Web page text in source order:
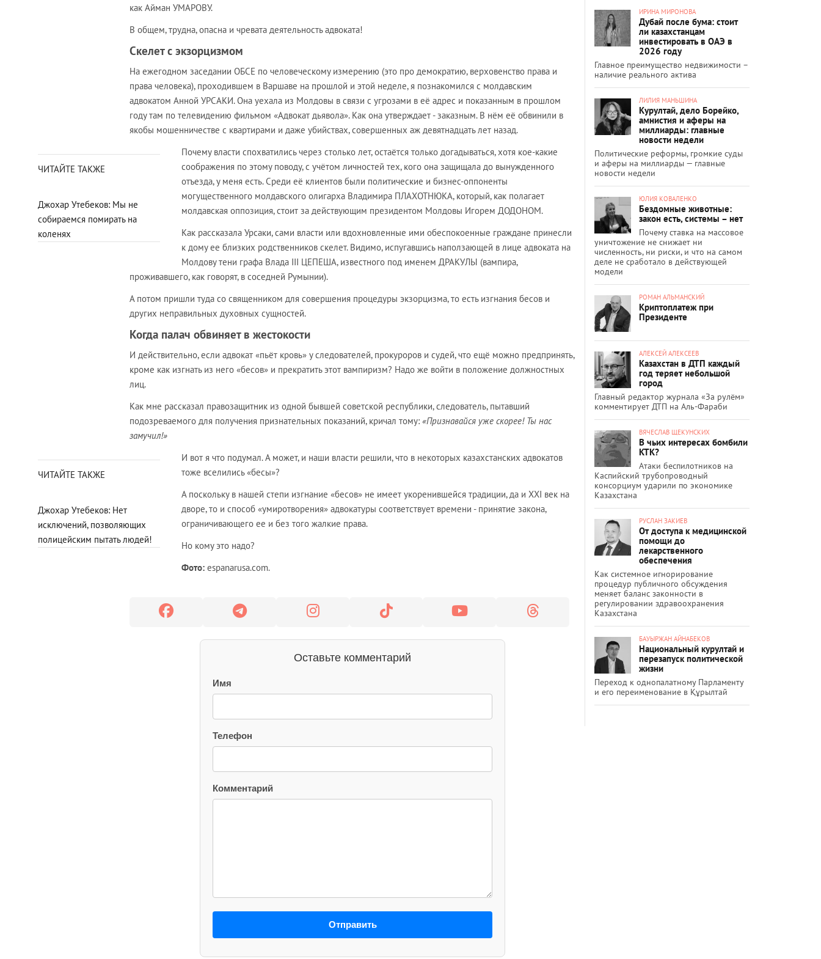
как Айман УМАРОВУ.
В общем, трудна, опасна и чревата деятельность адвоката!
Скелет с экзорцизмом
На ежегодном заседании ОБСЕ по человеческому измерению (это про демократию, верховенство права и
права человека), проходившем в Варшаве на прошлой и этой неделе, я познакомился с молдавским
адвокатом Анной УРСАКИ. Она уехала из Молдовы в связи с угрозами в её адрес и показанным в прошлом
году там по телевидению фильмом «Адвокат дьявола». Как она утверждает - заказным. В нём её обвинили в
якобы мошенничестве с квартирами и даже убийствах, совершенных аж девятнадцать лет назад.
ЧИТАЙТЕ ТАКЖЕ
Джохар Утебеков: Мы не
собираемся помирать на
коленях
Почему власти спохватились через столько лет, остаётся только догадываться, хотя кое-какие
соображения по этому поводу, с учётом личностей тех, кого она защищала до вынужденного
отъезда, у меня есть. Среди её клиентов были политические и бизнес-оппоненты
могущественного молдавского олигарха Владимира ПЛАХОТНЮКА, который, как полагает
молдавская оппозиция, стоит за действующим президентом Молдовы Игорем ДОДОНОМ.
Как рассказала Урсаки, сами власти или вдохновленные ими обеспокоенные граждане принесли
к дому ее близких родственников скелет. Видимо, испугавшись наползающей в лице адвоката на
Молдову тени графа Влада III ЦЕПЕША, известного под именем ДРАКУЛЫ (вампира,
проживавшего, как говорят, в соседней Румынии).
А потом пришли туда со священником для совершения процедуры экзорцизма, то есть изгнания бесов и
других неправильных духовных сущностей.
Когда палач обвиняет в жестокости
И действительно, если адвокат «пьёт кровь» у следователей, прокуроров и судей, что ещё можно предпринять,
кроме как изгнать из него «бесов» и прекратить этот вампиризм? Надо же войти в положение должностных
лиц.
Как мне рассказал правозащитник из одной бывшей советской республики, следователь, пытавший
подозреваемого для получения признательных показаний, кричал тому: «Признавайся уже скорее! Ты нас
замучил!»
ЧИТАЙТЕ ТАКЖЕ
Джохар Утебеков: Нет
исключений, позволяющих
полицейским пытать людей!
И вот я что подумал. А может, и наши власти решили, что в некоторых казахстанских адвокатов
тоже вселились «бесы»?
А поскольку в нашей степи изгнание «бесов» не имеет укоренившейся традиции, да и XXI век на
дворе, то и способ «умиротворения» адвокатуры соответствует времени - принятие закона,
ограничивающего ее и без того жалкие права.
Но кому это надо?
Фото: espanarusa.com.
Оставьте комментарий
Имя
Телефон
Комментарий
Отправить
ИРИНА МИРОНОВА
Дубай после бума: стоит
ли казахстанцам
инвестировать в ОАЭ в
2026 году
Главное преимущество недвижимости –
наличие реального актива
ЛИЛИЯ МАНЬШИНА
Курултай, дело Борейко,
амнистия и аферы на
миллиарды: главные
новости недели
Политические реформы, громкие суды
и аферы на миллиарды — главные
новости недели
ЮЛИЯ КОВАЛЕНКО
Бездомные животные:
закон есть, системы – нет
Почему ставка на массовое
уничтожение не снижает ни
численность, ни риски, и что на самом
деле не сработало в действующей
модели
РОМАН АЛЬМАНСКИЙ
Криптоплатеж при
Президенте
АЛЕКСЕЙ АЛЕКСЕЕВ
Казахстан в ДТП каждый
год теряет небольшой
город
Главный редактор журнала «За рулём»
комментирует ДТП на Аль-Фараби
ВЯЧЕСЛАВ ЩЕКУНСКИХ
В чьих интересах бомбили
КТК?
Атаки беспилотников на
Каспийский трубопроводный
консорциум ударили по экономике
Казахстана
РУСЛАН ЗАКИЕВ
От доступа к медицинской
помощи до
лекарственного
обеспечения
Как системное игнорирование
процедур публичного обсуждения
меняет баланс законности в
регулировании здравоохранения
Казахстана
БАУЫРЖАН АЙНАБЕКОВ
Национальный курултай и
перезапуск политической
жизни
Переход к однопалатному Парламенту
и его переименование в Құрылтай